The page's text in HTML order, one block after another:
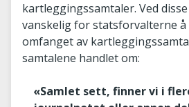
kartleggingssamtaler. Ved
vanskelig for statsforvalterne
omfanget av
samtalene handlet om:
«Samlet sett, finner vi i